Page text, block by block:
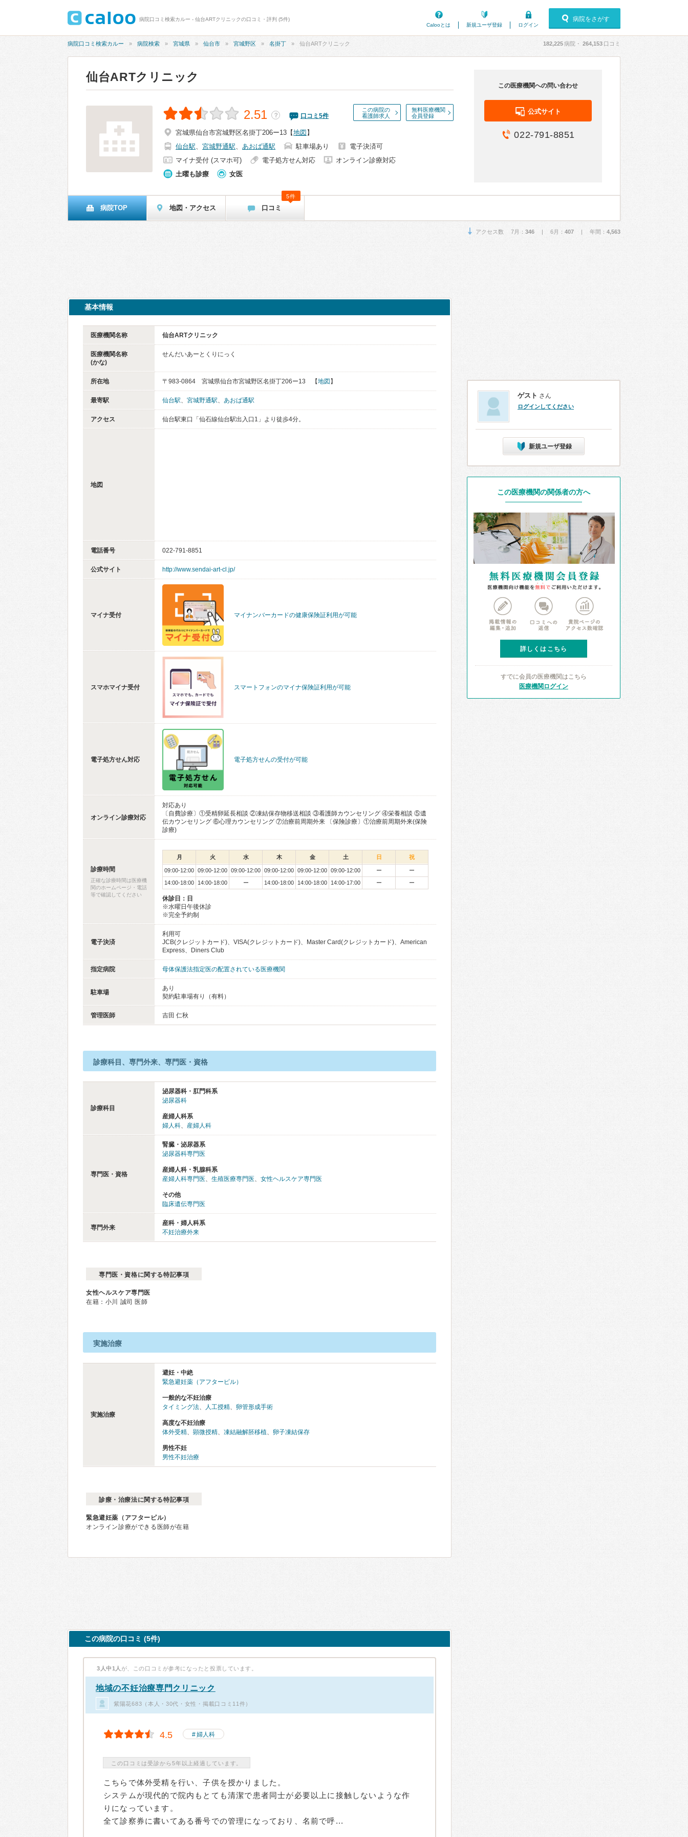
病院口コミ検索カルー - 仙台ARTクリニックの口コミ・評判 (5件)
Calooとは
新規ユーザ登録 ログイン
病院をさがす
病院口コミ検索カルー 病院検索 宮城県 仙台市 宮城野区 名掛丁 仙台ARTクリニック 182,225病院・ 264,153 口コミ
仙台ARTクリニック
この病院の
看護師求人
無料医療機関
会員登録
2.51 ？ 口コミ 5件
宮城県仙台市宮城野区名掛丁206ー13 【地図 】
仙台駅、 宮城野通駅、 あおば通駅 駐車場あり
電子決済可
マイナ受付 (スマホ可)
電子処方せん対応
オンライン診療対応
土曜も診療
女医
この医療機関への問い合わせ
公式サイト
022-791-8851
病院TOP 地図・アクセス 口コミ
5件
アクセス数 7月： 346 | 6月： 407 | 年間： 4,563
基本情報
医療機関名称 仙台ARTクリニック
医療機関名称
(かな)
せんだいあーとくりにっく
所在地 〒983-0864 宮城県仙台市宮城野区名掛丁206ー13 【地図 】
最寄駅 仙台駅、 宮城野通駅、 あおば通駅
アクセス 仙台駅東口「仙石線仙台駅出入口1」より徒歩4分。
地図
電話番号 022-791-8851
公式サイト http://www.sendai-art-cl.jp/
マイナ受付 マイナンバーカードの健康保険証利用が可能
スマホマイナ受付 スマートフォンのマイナ保険証利用が可能
電子処方せん対応 電子処方せんの受付が可能
オンライン診療対応
対応あり
〔自費診療〕①受精卵延長相談 ②凍結保存物移送相談 ③看護師カウンセリング ④栄養相談 ⑤遺
伝カウンセリング ⑥心理カウンセリング ⑦治療前周期外来 〔保険診療〕①治療前周期外来(保険
診療)
診療時間
正確な診療時間は医療機
関のホームページ・電話
等で確認してください
月 火 水 木 金 土 日 祝
09:00-12:00 09:00-12:00 09:00-12:00 09:00-12:00 09:00-12:00 09:00-12:00 ー
ー
14:00-18:00
14:00-18:00 ー 14:00-18:00 14:00-18:00 14:00-17:00 ー ー
休診日：日
※水曜日午後休診
※完全予約制
電子決済
利用可
JCB(クレジットカード)、VISA(クレジットカード)、Master Card(クレジットカード)、American
Express、Diners Club
指定病院 母体保護法指定医の配置されている医療機関
駐車場
あり
契約駐車場有り（有料）
管理医師 吉田 仁秋
診療科目、専門外来、専門医・資格
診療科目
泌尿器科・肛門科系
泌尿器科
産婦人科系
婦人科、 産婦人科
専門医・資格
腎臓・泌尿器系
泌尿器科専門医
産婦人科・乳腺科系
産婦人科専門医、 生殖医療専門医、 女性ヘルスケア専門医
その他
臨床遺伝専門医
専門外来
産科・婦人科系
不妊治療外来
専門医・資格に関する特記事項
女性ヘルスケア専門医
在籍：小川 誠司 医師
実施治療
実施治療
避妊・中絶
緊急避妊薬（アフターピル）
一般的な不妊治療
タイミング法、 人工授精、 卵管形成手術
高度な不妊治療
体外受精、 顕微授精、 凍結融解胚移植、 卵子凍結保存
男性不妊
男性不妊治療
診療・治療法に関する特記事項
緊急避妊薬（アフターピル）
オンライン診療ができる医師が在籍
この病院の口コミ (5件)
3人中1人 が、この口コミが参考になったと投票しています。
地域の不妊治療専門クリニック
紫陽花683（本人・30代・女性・掲載口コミ11件）
4.5 婦人科
この口コミは受診から5年以上経過しています。
こちらで体外受精を行い、子供を授かりました。
システムが現代的で院内もとても清潔で患者同士が必要以上に接触しないような作
りになっています。
全て診察券に書いてある番号での管理になっており、名前で呼...
ゲスト さん
ログインしてください
新規ユーザ登録
この医療機関の関係者の方へ
詳しくはこちら
すでに会員の医療機関はこちら
医療機関ログイン